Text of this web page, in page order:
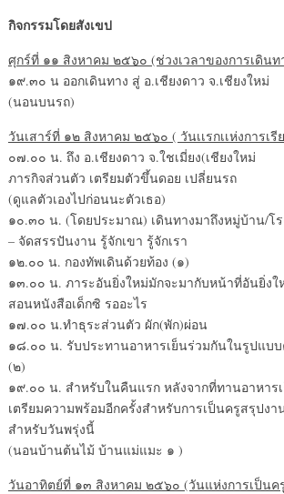
กิจกรรมโดยสังเขป
ศุกร์ที่ ๑๑ สิงหาคม ๒๕๖๐ (ช่วงเวลาของการเดินท
๑๙.๓๐ น ออกเดินทาง สู่ อ.เชียงดาว จ.เชียงใหม่
(นอนบนรถ)
วันเสาร์ที่ ๑๒ สิงหาคม ๒๕๖๐ ( วันเเรกเเห่งการเรี
๐๗.๐๐ น. ถึง อ.เชียงดาว จ.ใชเมี่ยง(เชียงใหม่
ภารกิจส่วนตัว เตรียมตัวขึ้นดอย เปลี่ยนรถ
(ดูแลตัวเองไปก่อนนะตัวเธอ)
๑๐.๓๐ น. (โดยประมาณ) เดินทางมาถึงหมู่บ้าน/โร
– จัดสรรปันงาน รู้จักเขา รู้จักเรา
๑๒.๐๐ น. กองทัพเดินด้วยท้อง (๑)
๑๓.๐๐ น. ภาระอันยิ่งใหม่มักจะมากับหน้าที่อันยิ่ง
สอนหนังสือเด็กซิ รออะไร
๑๗.๐๐ น.ทำธุระส่วนตัว ผัก(พัก)ผ่อน
๑๘.๐๐ น. รับประทานอาหารเย็นร่วมกันในรูปแบ
(๒)
๑๙.๐๐ น. สำหรับในคืนแรก หลังจากที่ทานอาหาร
เตรียมความพร้อมอีกครั้งสำหรับการเป็นครูสรุปงา
สำหรับวันพรุ่งนี้
(นอนบ้านต้นไม้ บ้านแม่แมะ ๑ )
วันอาทิตย์ที่ ๑๓ สิงหาคม ๒๕๖๐ (วันแห่งการเป็นค